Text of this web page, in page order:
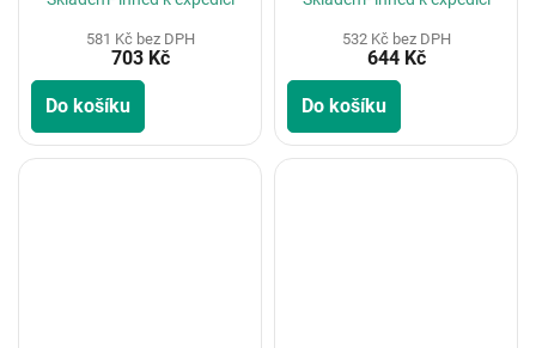
581 Kč bez DPH
703 Kč
Do košíku
532 Kč bez DPH
644 Kč
Do košíku